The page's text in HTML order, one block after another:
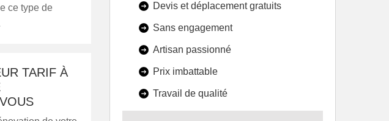
ce type de
TARIF À
Devis et déplacement gratuits
Sans engagement
Artisan passionné
Prix imbattable
Travail de qualité